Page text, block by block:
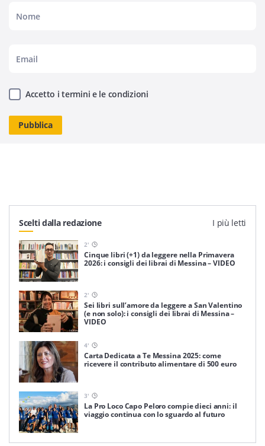
Accetto i termini e le condizioni
Scelti dalla redazione I più letti
2'
Cinque libri (+1) da leggere nella Primavera
2026: i consigli dei librai di Messina – VIDEO
2'
Sei libri sull’amore da leggere a San Valentino
(e non solo): i consigli dei librai di Messina –
VIDEO
4'
Carta Dedicata a Te Messina 2025: come
ricevere il contributo alimentare di 500 euro
3'
La Pro Loco Capo Peloro compie dieci anni: il
viaggio continua con lo sguardo al futuro